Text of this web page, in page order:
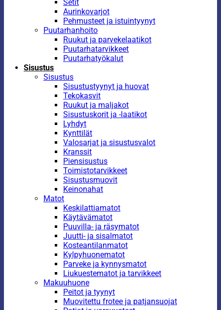
Setit
Aurinkovarjot
Pehmusteet ja istuintyynyt
Puutarhanhoito
Ruukut ja parvekelaatikot
Puutarhatarvikkeet
Puutarhatyökalut
Sisustus
Sisustus
Sisustustyynyt ja huovat
Tekokasvit
Ruukut ja maljakot
Sisustuskorit ja -laatikot
Lyhdyt
Kynttilät
Valosarjat ja sisustusvalot
Kranssit
Piensisustus
Toimistotarvikkeet
Sisustusmuovit
Keinonahat
Matot
Keskilattiamatot
Käytävämatot
Puuvilla- ja räsymatot
Juutti- ja sisalmatot
Kosteantilanmatot
Kylpyhuonematot
Parveke ja kynnysmatot
Liukuestematot ja tarvikkeet
Makuuhuone
Peitot ja tyynyt
Muovitettu frotee ja patjansuojat